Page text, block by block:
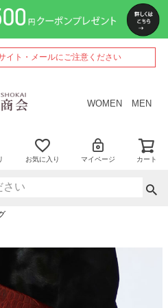
イト・メールにご注意ください
WOMEN MEN
お気に入り マイページ カート